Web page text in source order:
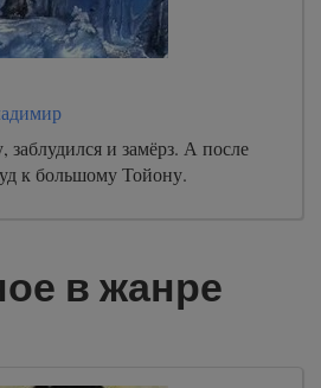
и замёрз. А после
к большому Тойону.
в жанре